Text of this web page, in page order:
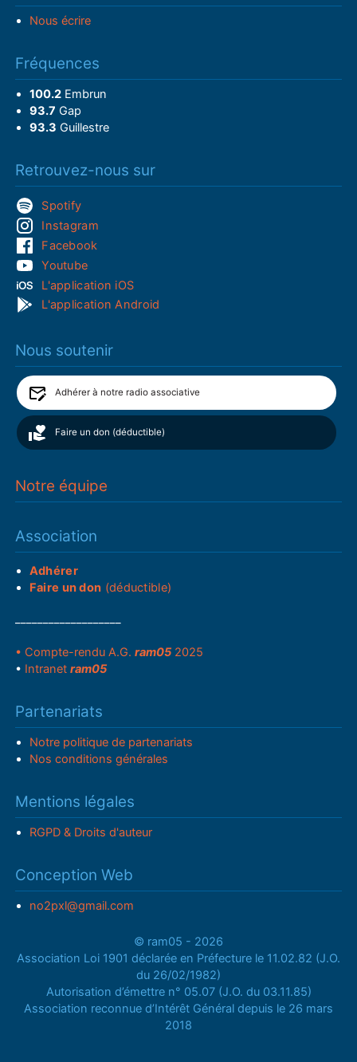
Nous écrire
Fréquences
100.2Embrun
93.7 Gap
93.3 Guillestre
Retrouvez-nous sur
Spotify
Instagram
Facebook
Youtube
L'application iOS
L'application Android
Nous soutenir
Adhérer à notre radio associative
Faire un don (déductible)
Notre équipe
Association
Adhérer
Faire un don (déductible)
• Compte-rendu A.G.ram05 2025
• Intranetram05
Partenariats
Notre politique de partenariats
Nos conditions générales
Mentions légales
RGPD & Droits d'auteur
Conception Web
no2pxl@gmail.com
© ram05 - 2026
Association Loi 1901 déclarée en Préfecture le 11.02.82 (J.O.
du 26/02/1982)
Autorisation d’émettre n° 05.07 (J.O. du 03.11.85)
Association reconnue d’Intérêt Général depuis le 26 mars
2018